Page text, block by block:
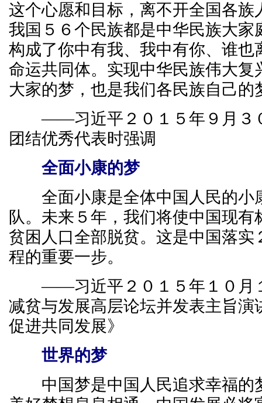
这个心愿和目标，离不开全国各族
我国５６个民族都是中华民族大家
构成了你中有我、我中有你、谁也
命运共同体。实现中华民族伟大复
大家的梦，也是我们各民族自己的
——习近平２０１５年９月３
团结优秀代表时强调
全面小康的梦
全面小康是全体中国人民的小
队。未来５年，我们将使中国现有
贫困人口全部脱贫。这是中国落实
程的重要一步。
——习近平２０１５年１０月
减贫与发展高层论坛并发表主旨
促进共同发展》
世界的梦
中国梦是中国人民追求幸福的